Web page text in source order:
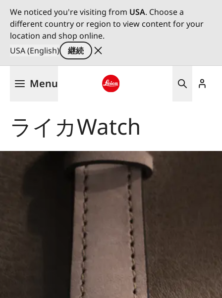
We noticed you're visiting from USA. Choose a
different country or region to view content for your
location and shop online.
USA (English)
継続
Menu
ライカWatch